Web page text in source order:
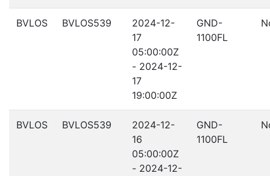
BVLOS BVLOS539
2024-12-
17
05:00:00Z
- 2024-12-
17
19:00:00Z
GND-
1100FL
BVLOS BVLOS539
2024-12-
16
05:00:00Z
- 2024-12-
GND-
1100FL